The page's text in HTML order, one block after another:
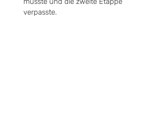
verpasste.